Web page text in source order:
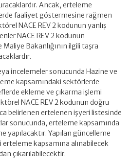
Ancak, erteleme
faaliyet göstermesine rağmen
NACE REV 2 kodunun yanlış
NACE REV 2 kodunun
Bakanlığının ilgili taşra
incelemeler sonucunda Hazine ve
kapsamındaki sektörlerde
ekleme ve çıkarma işlemi
NACE REV 2 kodunun doğru
belirlenen ertelenen işyeri listesinde
sonucunda, erteleme kapsamında
yapılacaktır. Yapılan güncelleme
kapsamına alınabilecek
çıkarılabilecektir.